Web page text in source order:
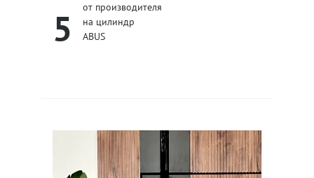
5
от производителя
на цилиндр
ABUS